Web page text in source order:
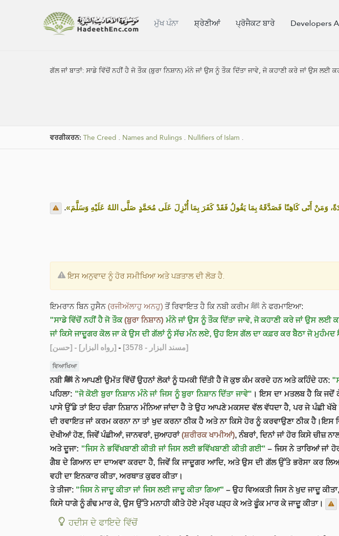
ਮੁੱਖ ਪੰਨਾ ਸ਼੍ਰੇਣੀਆਂ ਪ੍ਰੋਜੈਕਟ ਬਾਰੇ Developers
ਗੱਲ ਜਾਂ ਬਾਤਾਂ:ਸਾਡੇ ਵਿੱਚੋਂ ਨਹੀਂ ਹੈ ਜੋ ਤੌਕ (ਬੁਰਾ ਨਿਸ਼ਾਨ) ਮੰਨੇ ਜਾਂ ਉਸ ਨੂੰ ਤੌਕ ਦਿੱਤਾ ਜਾਵੇ, ਜੋ ਕਹਾਣੀ ਕਰੇ ਜਾਂ ਉਸ ਲਈ
ਵਰਗੀਕਰਨ: The Creed . Names and Rulings . Nullifiers of Islam .
وَمَنْ أَتَى كَاهِنًا فَصَدَّقَهُ بِمَا يَقُولُ فَقَدْ كَفَرَ بِمَا أُنْزِلَ عَلَى مُحَمَّدٍ صَلَّى اللهُ عَلَيْهِ وَسَلَّمَ».
ਇਸ ਅਨੁਵਾਦ ਨੂੰ ਹੋਰ ਸਮੀਖਿਆ ਅਤੇ ਪੜਤਾਲ ਦੀ ਲੋੜ ਹੈ.
ਇਮਰਾਨ ਬਿਨ ਹੁਸੈਨ (ਰਜੀਅੱਲਾਹੁ ਅਨਹੁ)
ਤੋਂ ਰਿਵਾਇਤ ਹੈ ਕਿ ਨਬੀ ਕਰੀਮ ﷺ ਨੇ ਫਰਮਾਇਆ:
"ਸਾਡੇ ਵਿੱਚੋਂ ਨਹੀਂ ਹੈ ਜੋ ਤੌਕ(ਬੁਰਾ ਨਿਸ਼ਾਨ) ਮੰਨੇ ਜਾਂ ਉਸ ਨੂੰ ਤੌਕ ਦਿੱਤਾ ਜਾਵੇ, ਜੋ ਕਹਾਣੀ ਕਰੇ ਜਾਂ ਉਸ ਲਈ
[حسن]
- [رواه البزار] - [مسند البزار - 3578]
ਵਿਆਖਿਆ
ਨਬੀ ﷺ ਨੇ ਆਪਣੀ ਉਮੱਤ ਵਿੱਚੋਂ ਉਹਨਾਂ ਲੋਕਾਂ ਨੂੰ ਧਮਕੀ ਦਿੱਤੀ ਹੈ ਜੋ ਕੁਝ ਕੰਮ ਕਰਦੇ ਹਨ ਅਤੇ ਕਹਿੰਦੇ ਹਨ:
ਪਹਿਲਾ: "ਜੋ ਕੋਈ ਬੁਰਾ ਨਿਸ਼ਾਨ ਮੰਨੇ ਜਾਂ ਜਿਸ ਨੂੰ ਬੁਰਾ ਨਿਸ਼ਾਨ ਦਿੱਤਾ ਜਾਵੇ" । ਇਸ ਦਾ ਮਤਲਬ ਹੈ ਕਿ ਜਦੋਂ
ਪਾਸੇ ਉੱਡੇ ਤਾਂ ਇਹ ਚੰਗਾ ਨਿਸ਼ਾਨ ਮੰਨਿਆ ਜਾਂਦਾ ਹੈ ਤੇ ਉਹ ਆਪਣੇ ਮਕਸਦ ਵੱਲ ਵੱਧਦਾ ਹੈ, ਪਰ ਜੇ ਪੰਛੀ
ਦੀ ਰਵਾਇਤ ਜਾਂ ਕਰਮ ਕਰਨਾ ਨਾ ਤਾਂ ਖੁਦ ਕਰਨਾ ਠੀਕ ਹੈ ਅਤੇ ਨਾ ਕਿਸੇ ਹੋਰ ਨੂੰ ਕਰਵਾਉਣਾ ਠੀਕ
ਦੇਖੀਆਂ ਹੋਣ, ਜਿਵੇਂ ਪੰਛੀਆਂ, ਜਾਨਵਰਾਂ, ਜੁਆਹਰਾਂ(ਸ਼ਰੀਰਕ ਖਾਮੀਆਂ), ਨੰਬਰਾਂ, ਦਿਨਾਂ ਜਾਂ ਹੋਰ ਕਿਸੇ ਚੀਜ਼
ਅਤੇ ਦੂਜਾ: "ਜਿਸ ਨੇ ਭਵਿੱਖਬਾਣੀ ਕੀਤੀ ਜਾਂ ਜਿਸ ਲਈ ਭਵਿੱਖਬਾਣੀ ਕੀਤੀ ਗਈ" – ਜਿਸ ਨੇ ਤਾਰਿਆਂ ਜਾਂ
ਗੈਬ ਦੇ ਗਿਆਨ ਦਾ ਦਾਅਵਾ ਕਰਦਾ ਹੈ, ਜਿਵੇਂ ਕਿ ਜਾਦੂਗਰ ਆਦਿ, ਅਤੇ ਉਸ ਦੀ ਗੱਲ ਉੱਤੇ ਭਰੋਸਾ ਕਰ
ਵਹੀ ਦਾ ਇਨਕਾਰ ਕੀਤਾ, ਅਰਥਾਤ ਕੁਫਰ ਕੀਤਾ।
ਤੇ ਤੀਜਾ: "ਜਿਸ ਨੇ ਜਾਦੂ ਕੀਤਾ ਜਾਂ ਜਿਸ ਲਈ ਜਾਦੂ ਕੀਤਾ ਗਿਆ" – ਉਹ ਵਿਅਕਤੀ ਜਿਸ ਨੇ ਖੁਦ ਜਾਦੂ
ਕਿਸੇ ਧਾਗੇ ਨੂੰ ਗੰਢ ਮਾਰ ਕੇ, ਉਸ ਉੱਤੇ ਮਨਾਹੀ ਕੀਤੇ ਹੋਏ ਮੰਤ੍ਰ ਪੜ੍ਹ ਕੇ ਅਤੇ ਫੂੰਕ ਮਾਰ ਕੇ ਜਾਦੂ ਕੀਤਾ।
ਹਦੀਸ ਦੇ ਫਾਇਦੇ ਵਿੱਚੋਂ